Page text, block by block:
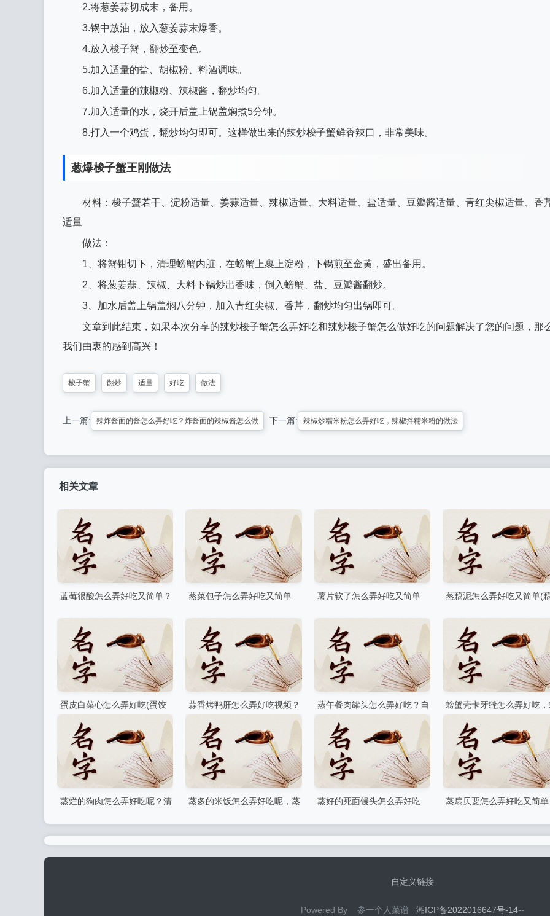
2.将葱姜蒜切成末，备用。
3.锅中放油，放入葱姜蒜末爆香。
4.放入梭子蟹，翻炒至变色。
5.加入适量的盐、胡椒粉、料酒调味。
6.加入适量的辣椒粉、辣椒酱，翻炒均匀。
7.加入适量的水，烧开后盖上锅盖焖煮5分钟。
8.打入一个鸡蛋，翻炒均匀即可。这样做出来的辣炒梭子蟹鲜香辣口，非常美味。
葱爆梭子蟹王刚做法
材料：梭子蟹若干、淀粉适量、姜蒜适量、辣椒适量、大料适量、盐适量、豆瓣酱适量、青红尖椒适量、香
适量
做法：
1、将蟹钳切下，清理螃蟹内脏，在螃蟹上裹上淀粉，下锅煎至金黄，盛出备用。
2、将葱姜蒜、辣椒、大料下锅炒出香味，倒入螃蟹、盐、豆瓣酱翻炒。
3、加水后盖上锅盖焖八分钟，加入青红尖椒、香芹，翻炒均匀出锅即可。
文章到此结束，如果本次分享的辣炒梭子蟹怎么弄好吃和辣炒梭子蟹怎么做好吃的问题解决了您的问题，那
我们由衷的感到高兴！
梭子蟹 翻炒 适量 好吃 做法
上一篇: 辣炸酱面的酱怎么弄好吃？炸酱面的辣椒酱怎么做 下一篇: 辣椒炒糯米粉怎么弄好吃，辣椒拌糯米粉的做法
相关文章
蓝莓很酸怎么弄好吃又简单？
蒸菜包子怎么弄好吃又简单
薯片软了怎么弄好吃又简单
蒸藕泥怎么弄好吃又简单(
蛋皮白菜心怎么弄好吃(蛋饺
扒白菜的做法)
蒜香烤鸭肝怎么弄好吃视频？
还能怎么做才好吃
蒸午餐肉罐头怎么弄好吃？自
制午餐肉罐头正宗做法
螃蟹壳卡牙缝怎么弄好吃
蟹壳卡在牙缝里咋办
蒸烂的狗肉怎么弄好吃呢？清
蒸多的米饭怎么弄好吃呢，蒸
蒸好的死面馒头怎么弄好吃
蒸扇贝要怎么弄好吃又简
自定义链接
Powered By 参一个人菜谱 湘ICP备2022016647号-14--